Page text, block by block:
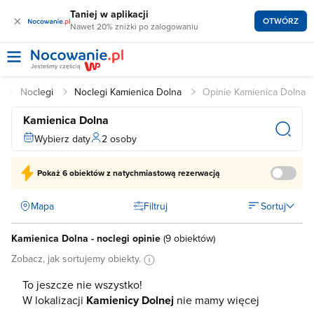
× Taniej w aplikacji
Nawet 20% zniżki po zalogowaniu OTWÓRZ
Noclegi Noclegi Kamienica Dolna Opinie Kamienica Dolna
Kamienica Dolna
Wybierz daty 2 osoby
Pokaż6 obiektówz natychmiastową rezerwacją
Mapa Filtruj Sortuj
Kamienica Dolna - noclegi opinie (9 obiektów)
Zobacz, jak sortujemy obiekty.
To jeszcze nie wszystko!
W lokalizacji Kamienicy Dolnej nie mamy więcej